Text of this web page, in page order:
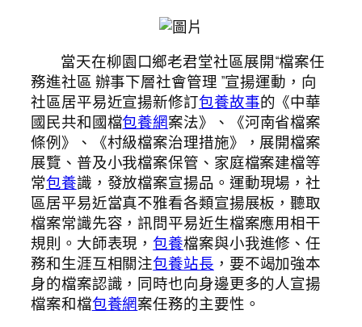
當天在柳園口鄉老君堂社區展開“檔案任
務進社區 辦事下層社會管理 ”宣揚運動，向
社區居平易近宣揚新修訂包養故事的《中華
國民共和國檔包養網案法》、《河南省檔案
條例》、《村級檔案治理措施》，展開檔案
展覽、普及小我檔案保管、家庭檔案建檔等
常包養識，發放檔案宣揚品。運動現場，社
區居平易近當真不雅看各類宣揚展板，聽取
檔案常識先容，訊問平易近生檔案應用相干
規則。大師表現，包養檔案與小我進修、任
務和生涯互相關注包養站長 ，要不竭加強本
身的檔案認識，同時也向身邊更多的人宣揚
檔案和檔包養網案任務的主要性。